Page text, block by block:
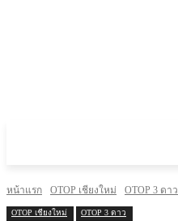
หน้าแรก OTOP เชียงใหม่ OTOP 3 ดาว
OTOP เชียงใหม่ OTOP 3 ดาว